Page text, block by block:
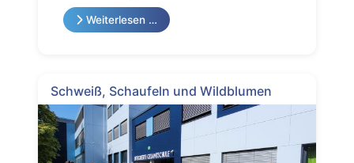
Weiterlesen …
Schweiß, Schaufeln und Wildblumen